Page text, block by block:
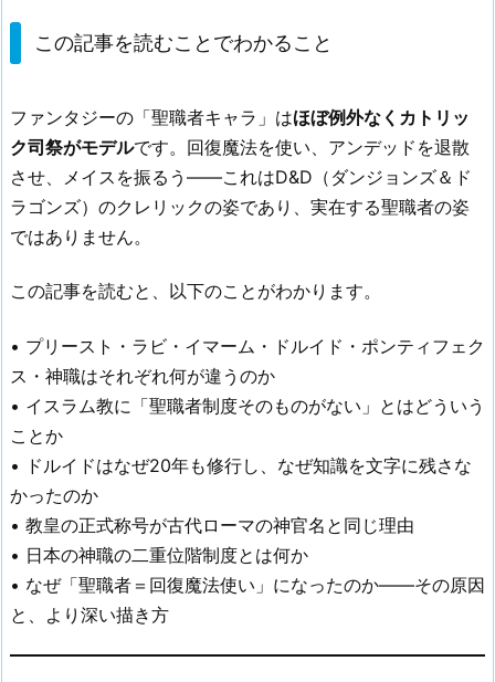
この記事を読むことでわかること
ファンタジーの「聖職者キャラ」はほぼ例外なくカトリッ
ク司祭がモデルです。回復魔法を使い、アンデッドを退散
させ、メイスを振るう——これはD&D（ダンジョンズ＆ド
ラゴンズ）のクレリックの姿であり、実在する聖職者の姿
ではありません。
この記事を読むと、以下のことがわかります。
• プリースト・ラビ・イマーム・ドルイド・ポンティフェク
ス・神職はそれぞれ何が違うのか
• イスラム教に「聖職者制度そのものがない」とはどういう
ことか
• ドルイドはなぜ20年も修行し、なぜ知識を文字に残さな
かったのか
• 教皇の正式称号が古代ローマの神官名と同じ理由
• 日本の神職の二重位階制度とは何か
• なぜ「聖職者＝回復魔法使い」になったのか——その原因
と、より深い描き方